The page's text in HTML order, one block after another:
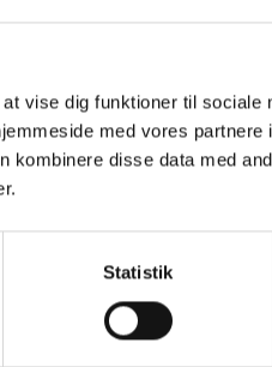
vise dig funktioner til sociale
med vores partnere
kombinere disse data med
Statistik
til, men højt
–